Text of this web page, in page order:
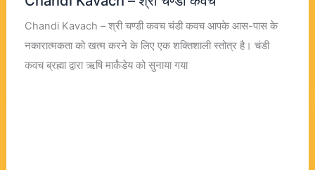
Chandi Kavach – श्री चण्डी कवच चंडी कवच आपके आस-पास के
नकारात्मकता को खत्म करने के लिए एक शक्तिशाली स्तोत्र है। चंडी
कवच ब्रह्मा द्वारा ऋषि मार्कंडेय को सुनाया गया